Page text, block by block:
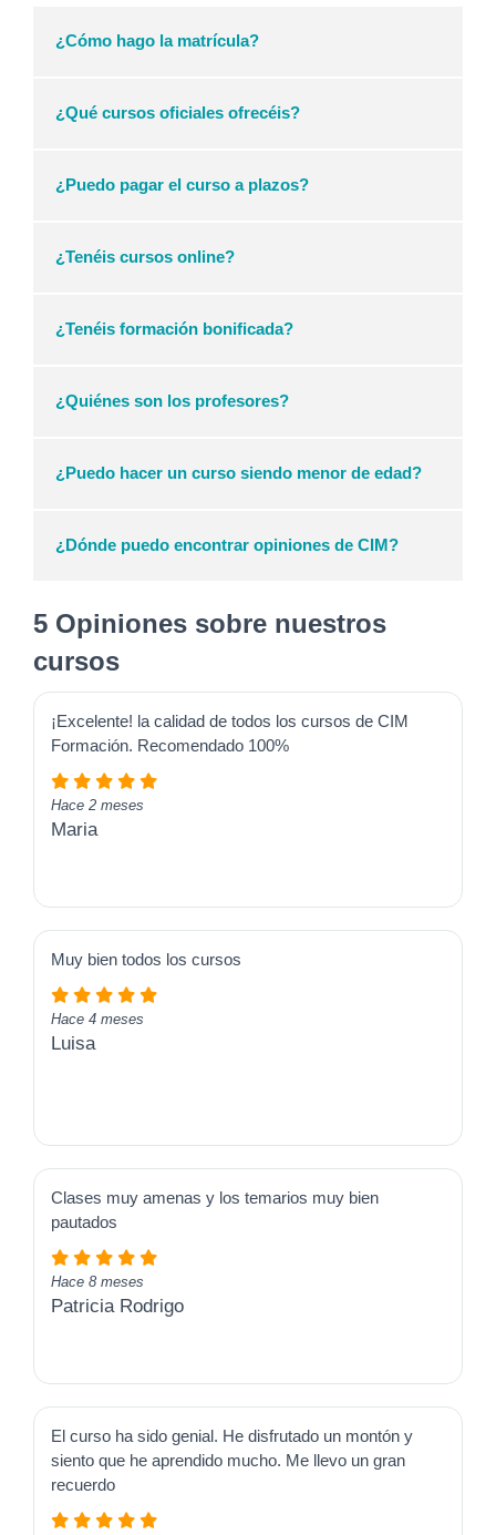
¿Cómo hago la matrícula?
¿Qué cursos oficiales ofrecéis?
¿Puedo pagar el curso a plazos?
¿Tenéis cursos online?
¿Tenéis formación bonificada?
¿Quiénes son los profesores?
¿Puedo hacer un curso siendo menor de edad?
¿Dónde puedo encontrar opiniones de CIM?
5 Opiniones sobre nuestros
cursos
¡Excelente! la calidad de todos los cursos de CIM
Formación. Recomendado 100%
Hace 2 meses
Maria
Muy bien todos los cursos
Hace 4 meses
Luisa
Clases muy amenas y los temarios muy bien
pautados
Hace 8 meses
Patricia Rodrigo
El curso ha sido genial. He disfrutado un montón y
siento que he aprendido mucho. Me llevo un gran
recuerdo